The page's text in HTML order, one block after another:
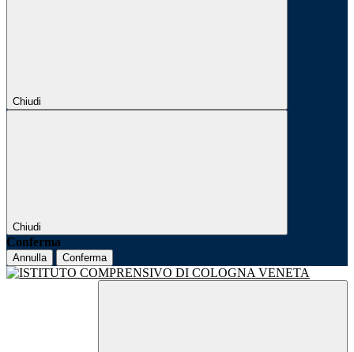
Chiudi
Chiudi
Conferma
Annulla Conferma